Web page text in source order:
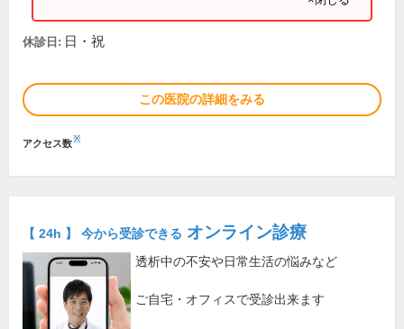
休診日: 日・祝
この医院の詳細をみる
アクセス数※
【 24h 】 今から受診できる オンライン診療
透析中の不安や日常生活の悩みなど
ご自宅・オフィスで受診出来ます